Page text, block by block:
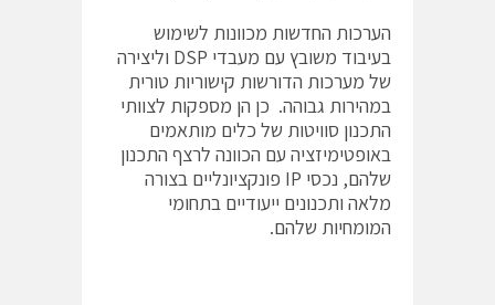
הערכות החדשות מכוונות לשימוש
בעיבוד משובץ עם מעבדי DSP וליצירה
של מערכות הדורשות קישוריות טורית
במהירות גבוהה. כן הן מספקות לצוותי
התכנון סוויטות של כלים מותאמים
באופטימיזציה עם הכוונה לרצף התכנון
שלהם, נכסי IP פונקציונליים בצורה
מלאה ותכנונים ייעודיים בתחומי
המומחיות שלהם.